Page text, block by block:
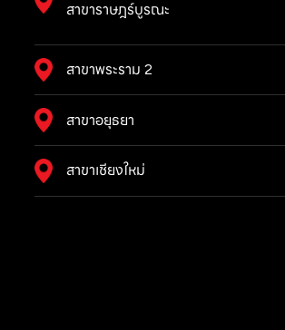
สาขาราษฎร์บูรณะ
สาขาพระราม 2
สาขาอยุธยา
สาขาเชียงใหม่